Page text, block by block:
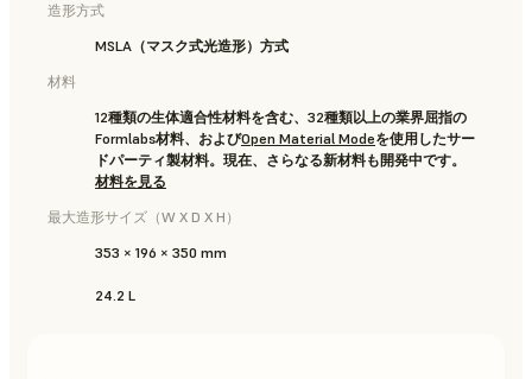
造形方式
MSLA（マスク式光造形）方式
材料
12種類の生体適合性材料を含む、32種類以上の業界屈指の
Formlabs材料、およびOpen Material Modeを使用したサー
ドパーティ製材料。現在、さらなる新材料も開発中です。
材料を見る
最大造形サイズ（W X D X H）
353 × 196 × 350 mm
24.2 L